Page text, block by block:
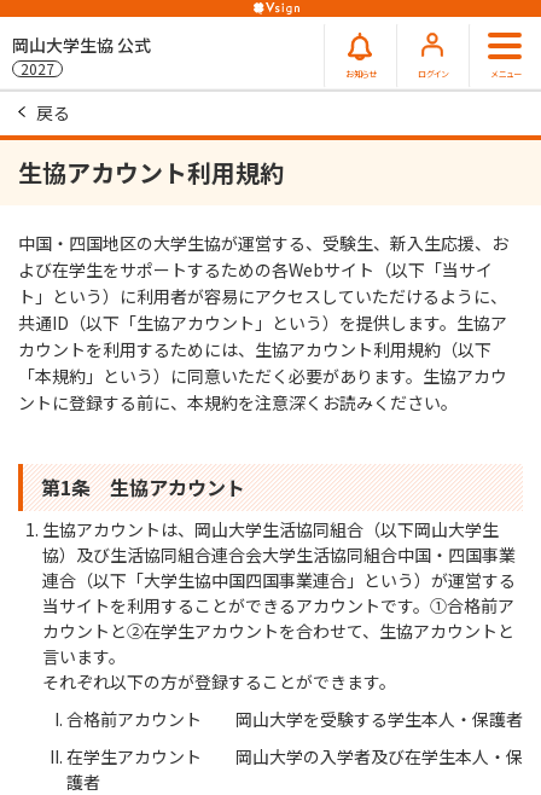
岡山大学生協 公式
2027 お知らせ ログイン メニュー
戻る
生協アカウント利用規約
中国・四国地区の大学生協が運営する、受験生、新入生応援、お
よび在学生をサポートするための各Webサイト（以下「当サイ
ト」という）に利用者が容易にアクセスしていただけるように、
共通ID（以下「生協アカウント」という）を提供します。生協ア
カウントを利用するためには、生協アカウント利用規約（以下
「本規約」という）に同意いただく必要があります。生協アカウ
ントに登録する前に、本規約を注意深くお読みください。
第1条 生協アカウント
生協アカウントは、岡山大学生活協同組合（以下岡山大学生
協）及び生活協同組合連合会大学生活協同組合中国・四国事業
連合（以下「大学生協中国四国事業連合」という）が運営する
当サイトを利用することができるアカウントです。①合格前ア
カウントと②在学生アカウントを合わせて、生協アカウントと
言います。
それぞれ以下の方が登録することができます。
合格前アカウント 岡山大学を受験する学生本人・保護者
在学生アカウント 岡山大学の入学者及び在学生本人・保
護者